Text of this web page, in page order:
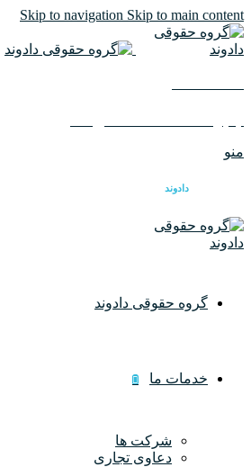
Skip to navigation Skip to main content
منو
دادوند
گروه حقوقی دادوند
خدمات ما
شرکت ها
دعاوی تجاری